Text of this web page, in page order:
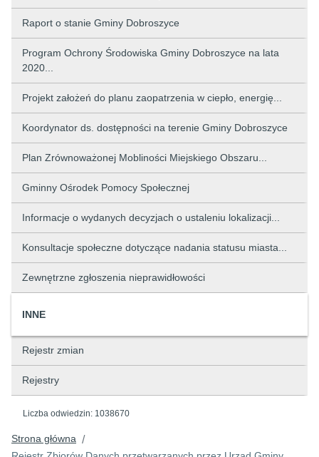
Raport o stanie Gminy Dobroszyce
Program Ochrony Środowiska Gminy Dobroszyce na lata
2020...
Projekt założeń do planu zaopatrzenia w ciepło, energię...
Koordynator ds. dostępności na terenie Gminy Dobroszyce
Plan Zrównoważonej Mobliności Miejskiego Obszaru...
Gminny Ośrodek Pomocy Społecznej
Informacje o wydanych decyzjach o ustaleniu lokalizacji...
Konsultacje społeczne dotyczące nadania statusu miasta...
Zewnętrzne zgłoszenia nieprawidłowości
INNE
Rejestr zmian
Rejestry
Liczba odwiedzin: 1038670
Strona główna /